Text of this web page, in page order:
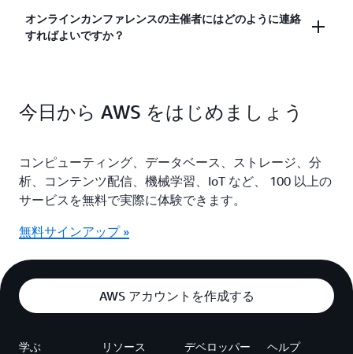
どこからでもイベントに参加することができます。
日本語以外に、英語、韓国語のセッションがありま
参加費用はかかりません。通信費については参加者
のご負担となります。
オンラインカンファレンスの主催者にはどのように連絡
すればよいですか？
event-info@amazon.comへお問い合わせくださ
今日から AWS をはじめましょう
コンピューティング、データベース、ストレージ、分
析、コンテンツ配信、機械学習、IoT など、 100 以上の
サービスを無料で実際に体験できます。
無料サインアップ »
AWS アカウントを作成する
学ぶ リソース デベロッパー ヘルプ